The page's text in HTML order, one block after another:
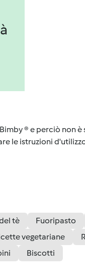
® e perciò non
le istruzioni
tè Fuoripasto
vegetariane
Biscotti